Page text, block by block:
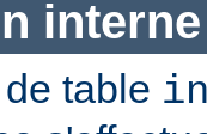
interne
table